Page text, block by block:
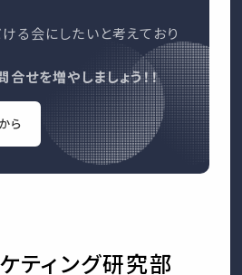
る会にしたいと考えており
合せを増やしましょう！！
ら
ティング研究部